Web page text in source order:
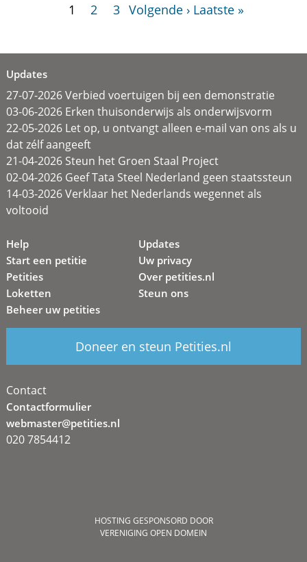
1 2 3 Volgende › Laatste »
Updates
27-07-2026 Verbied voertuigen bij een demonstratie
03-06-2026 Erken thuisonderwijs als onderwijsvorm
22-05-2026 Let op, u ontvangt alleen e-mail van ons als u
dat zélf aangeeft
21-04-2026 Steun het Groen Staal Project
02-04-2026 Geef Tata Steel Nederland geen staatssteun
14-03-2026 Verklaar het Nederlands wegennet als
voltooid
Help
Start een petitie
Petities
Loketten
Beheer uw petities
Updates
Uw privacy
Over petities.nl
Steun ons
Doneer en steun Petities.nl
Contact
Contactformulier
webmaster@petities.nl
020 7854412
HOSTING GESPONSORD DOOR
VERENIGING OPEN DOMEIN